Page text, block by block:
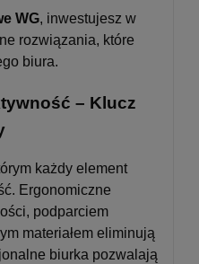
WG, inwestujesz w
rozwiązania, które
biura.
– Klucz
każdy element
Ergonomiczne
podparciem
materiałem eliminują
biurka pozwalają